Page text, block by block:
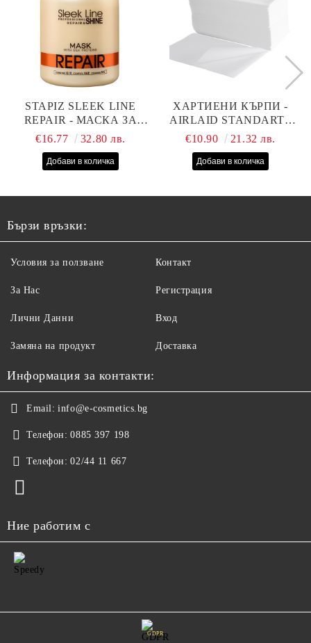
STAPIZ SLEEK LINE
REPAIR - МАСКА ЗА
СУХИ, ИЗТОЩЕНИ И
КОПРИНЕНИ
€16.77 32.80 лв.
ХАРТИЕНИ КЪРПИ -
AIRLAID STANDART -
40СМ/70СМ - 100БР
€10.90 21.32 лв.
Бързи връзки:
Условия за ползване
За Нас
Лични Данни
Замяна на продукт
Контакт
Регистрация
Вход
Доставка
Информация за контакти:
Email: info@e-cosmetics.bg
Телефон: 0885 397 198
Телефон: 02/44 11 667
Ние работим с
GDPR